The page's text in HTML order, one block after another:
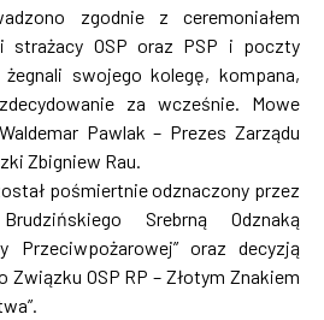
zgodnie z ceremoniałem
strażacy OSP oraz PSP i poczty
swojego kolegę, kompana,
za wcześnie. Mowe
Pawlak – Prezes Zarządu
Zbigniew Rau.
pośmiertnie odznaczony przez
Srebrną Odznaką
Przeciwpożarowej” oraz decyzją
Związku OSP RP – Złotym Znakiem